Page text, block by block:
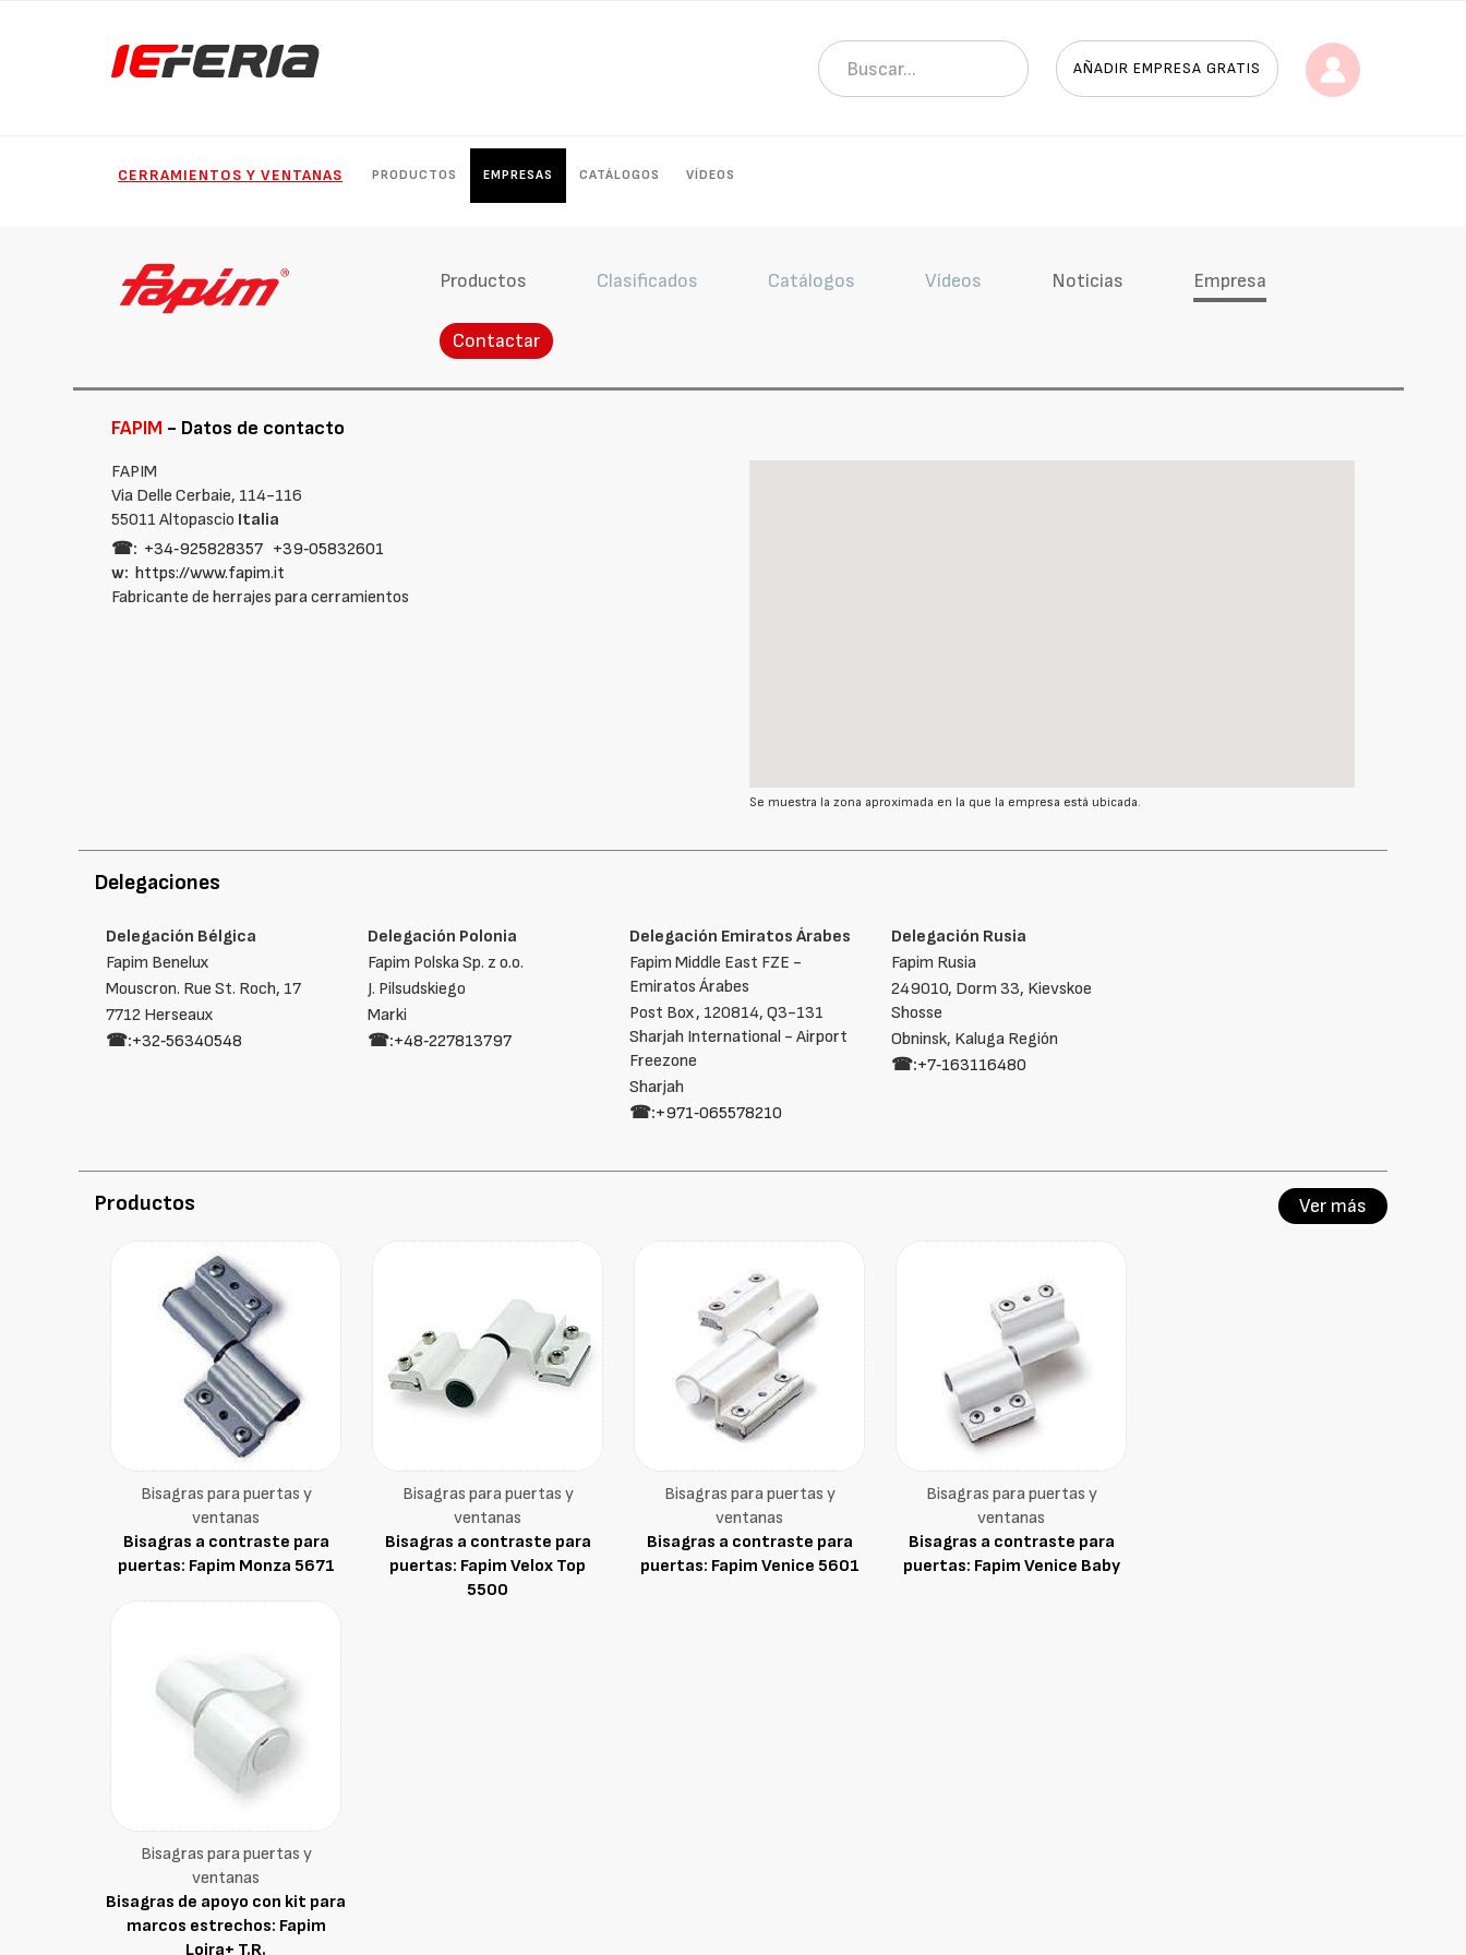
AÑADIR EMPRESA GRATIS
CERRAMIENTOS Y VENTANAS PRODUCTOS EMPRESAS CATÁLOGOS VÍDEOS
Productos Clasificados Catálogos Vídeos Noticias Empresa
Contactar
FAPIM - Datos de contacto
FAPIM
Via Delle Cerbaie, 114-116
55011 Altopascio Italia
☎: +34‑925828357 +39‑05832601
w:https://www.fapim.it
Fabricante de herrajes para cerramientos
Se muestra la zona aproximada en la que la empresa está ubicada.
Delegaciones
Delegación Bélgica
Fapim Benelux
Mouscron. Rue St. Roch, 17
7712 Herseaux
☎:+32‑56340548
Delegación Polonia
Fapim Polska Sp. z o.o.
J. Pilsudskiego
Marki
☎:+48‑227813797
Delegación Emiratos Árabes
Fapim Middle East FZE -
Emiratos Árabes
Post Box, 120814, Q3-131
Sharjah International - Airport
Freezone
Sharjah
☎:+971‑065578210
Delegación Rusia
Fapim Rusia
249010, Dorm 33, Kievskoe
Shosse
Obninsk, Kaluga Región
☎:+7‑163116480
Productos Ver más
Bisagras para puertas y
ventanas
Bisagras a contraste para
puertas: Fapim Monza 5671
Bisagras para puertas y
ventanas
Bisagras a contraste para
puertas: Fapim Velox Top
5500
Bisagras para puertas y
ventanas
Bisagras a contraste para
puertas: Fapim Venice 5601
Bisagras para puertas y
ventanas
Bisagras a contraste para
puertas: Fapim Venice Baby
Bisagras para puertas y
ventanas
Bisagras de apoyo con kit para
marcos estrechos: Fapim
Loira+ T.R.